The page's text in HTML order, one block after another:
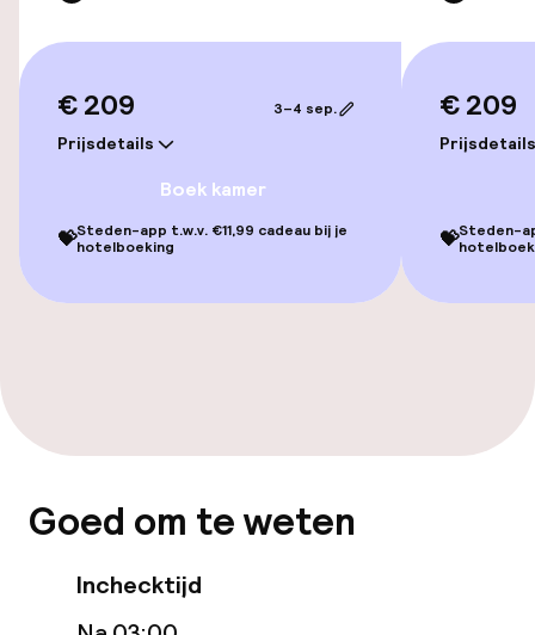
Fietsverhuur
Fietsen beschikbaar
Kamers
Voor toegankelijkheid
geoptimaliseerde kamers beschikbaar
€ 209
Prijsdetails
3–4 sep.
Boek kamer
💝Steden-app t.w.v. €11,99 cadeau bij je
hotelboeking
€ 209
Prijsdetails
💝Steden-
Goed om te weten
Inchecktijd